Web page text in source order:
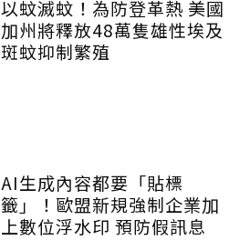
以蚊滅蚊！為防登革熱 美國
加州將釋放48萬隻雄性埃及
斑蚊抑制繁殖
AI生成內容都要「貼標
籤」！歐盟新規強制企業加
上數位浮水印 預防假訊息